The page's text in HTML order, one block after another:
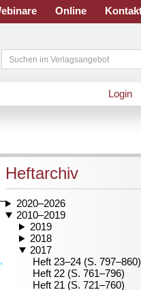
Online
Login
Heftarchiv
2020–2026
2010–2019
2019
2018
2017
Heft 23–24 (S. 797–860)
Heft 22 (S. 761–796)
Heft 21 (S. 721–760)